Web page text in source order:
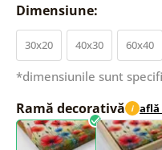
Dimensiune:
30x20 40x30 60x40
*dimensiunile sunt
Ramă decorativă i